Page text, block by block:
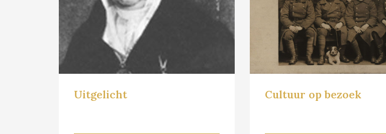
Uitgelicht Cultuur op bezoek